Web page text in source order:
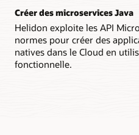
Créer des microservices Java
Helidon exploite les API
normes pour créer des
natives dans le Cloud en
fonctionnelle.